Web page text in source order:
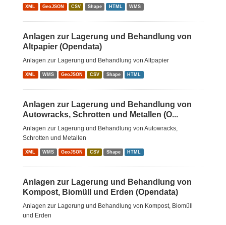
XML GeoJSON CSV Shape HTML WMS
Anlagen zur Lagerung und Behandlung von
Altpapier (Opendata)
Anlagen zur Lagerung und Behandlung von Altpapier
XML WMS GeoJSON CSV Shape HTML
Anlagen zur Lagerung und Behandlung von
Autowracks, Schrotten und Metallen (O...
Anlagen zur Lagerung und Behandlung von Autowracks,
Schrotten und Metallen
XML WMS GeoJSON CSV Shape HTML
Anlagen zur Lagerung und Behandlung von
Kompost, Biomüll und Erden (Opendata)
Anlagen zur Lagerung und Behandlung von Kompost, Biomüll
und Erden